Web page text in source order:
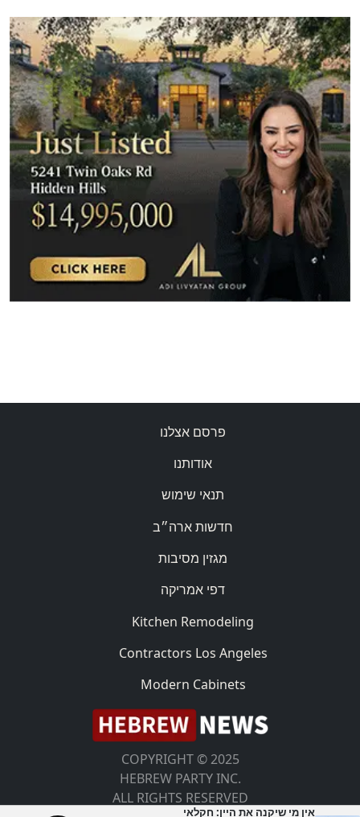
פרסם אצלנו
אודותנו
תנאי שימוש
חדשות ארה״ב
מגזין מסיבות
דפי אמריקה
Kitchen Remodeling
Contractors Los Angeles
Modern Cabinets
COPYRIGHT © 2025
HEBREW PARTY INC.
ALL RIGHTS RESERVED
אין מי שיקנה את היין: חקלאי